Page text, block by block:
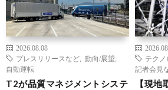
2026.08.08
プレスリリースなど
動向/展望
自動運転
T2が品質マネジメントシステ
テクノ
記者会見
【現